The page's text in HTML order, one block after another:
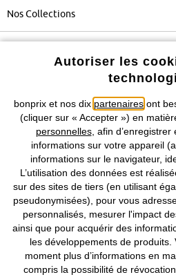
Nos Collections
Retrouvez
Prix indiqués TVA comprise avec en
CGV Données personnelles
Mentions légales
©2026 bonprix.Tous
Autoriser les
bonprix et nos dix partenaires ont
(cliquer sur « Accepter ») en
personnelles, afin
informations sur votre appareil
informations sur le navigateur,
L’utilisation des données est
sur des sites de tiers (en utilisant
pseudonymisées), pour vous
personnalisés, mesurer l'impact
ainsi que pour acquérir des
les développements de produits.
moment plus d’informations en
compris la possibilité de